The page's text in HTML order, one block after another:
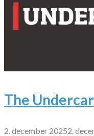
The
2. december 20252.